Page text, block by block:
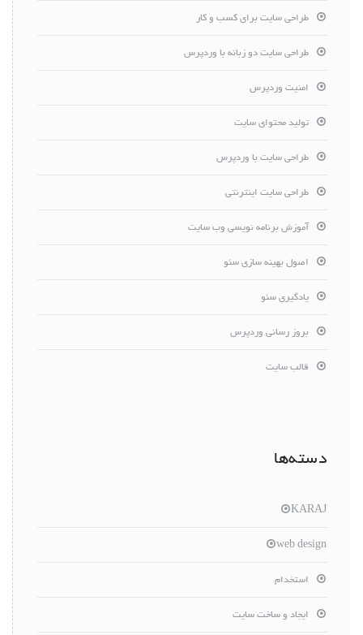
طراحی سایت برای کسب و کار
طراحی سایت دو زبانه با وردپرس
امنیت وردپرس
تولید محتوای سایت
طراحی سایت با وردپرس
طراحی سایت اینترنتی
آموزش برنامه نویسی وب سایت
اصول بهینه سازی سئو
یادگیری سئو
بروز رسانی وردپرس
قالب سایت
دسته‌ها
KARAJ
web design
استخدام
ایجاد و ساخت سایت